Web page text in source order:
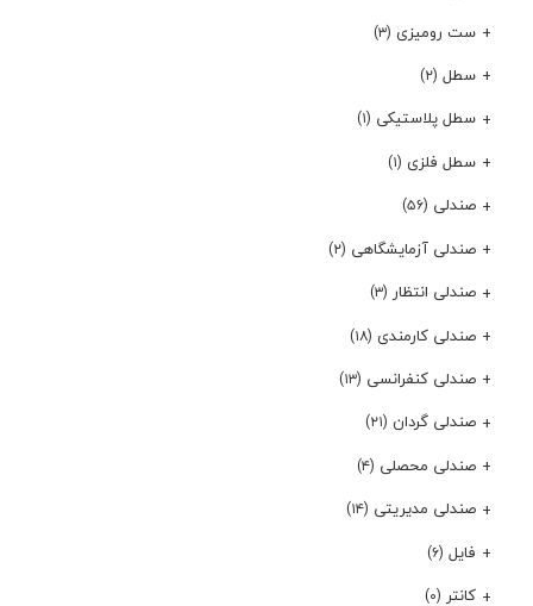
ست رومیزی (۳)
سطل (۲)
سطل پلاستیکی (۱)
سطل فلزی (۱)
صندلی (۵۶)
صندلی آزمایشگاهی (۲)
صندلی انتظار (۳)
صندلی کارمندی (۱۸)
صندلی کنفرانسی (۱۳)
صندلی گردان (۲۱)
صندلی محصلی (۴)
صندلی مدیریتی (۱۴)
فایل (۶)
کانتر (۰)